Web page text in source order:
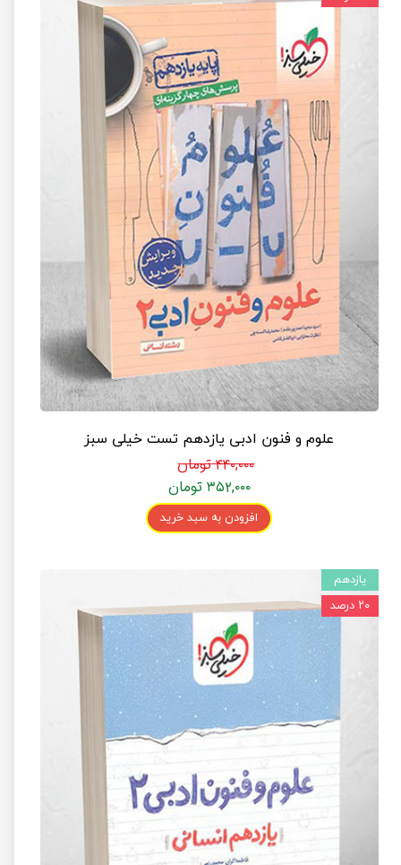
علوم و فنون ادبی یازدهم تست خیلی سبز
۴۴۰,۰۰۰ تومان
۳۵۲,۰۰۰ تومان
افزودن به سبد خرید
یازدهم
۲۰ درصد